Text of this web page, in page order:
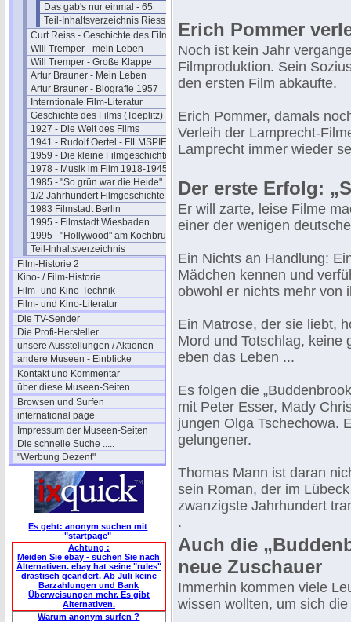
Das gab's nur einmal - 65
Teil-Inhaltsverzeichnis Riess I
Curt Reiss - Geschichte des Films II
Will Tremper - mein Leben
Will Tremper - Große Klappe
Artur Brauner - Mein Leben
Artur Brauner - Biografie 1957
Interntionale Film-Literatur
Geschichte des Films (Toeplitz)
1927 - Die Welt des Films
1941 - Rudolf Oertel - FILMSPIEGEL
1959 - Die kleine Filmgeschichte
1978 - Musik im Film 1918-1945
1985 - "So grün war die Heide"
1/2 Jahrhundert Filmgeschichte
1983 Filmstadt Berlin
1995 - Filmstadt Wiesbaden
1995 - "Hollywood" am Kochbrunnen
Teil-Inhaltsverzeichnis
Film-Historie 2
Kino- / Film-Historie
Film- und Kino-Technik
Film- und Kino-Literatur
Die TV-Sender
Die Profi-Hersteller
unsere Ausstellungen / Aktionen
andere Museen - Einblicke
Kontakt und Kommentar
über diese Museen-Seiten
Browsen und Surfen
international page
Impressum der Museen-Seiten
Die schnelle Suche .....
"Werbung Dezent"
Es geht: anonym suchen mit
"startpage"
Achtung :
Meiden Sie ebay - suchen Sie nach
Alternativen. ebay hat seine "rules"
drastisch geändert. Ab Juli keine
Barzahlungen und Bank
Überweisungen mehr. Es gibt
Alternativen.
Warum anonym surfen ?
Erich Pommer
Noch ist kein Jahr
Filmproduktion. Sein
den ersten Film abkaufte.
Erich Pommer, damals
Verleih der Lamprecht-
Lamprecht immer wieder
Der erste Erfolg:
Er will zarte, leise Filme
einer der wenigen
Ein Nichts an Handlung:
Mädchen kennen und
obwohl er nichts mehr von
Ein Matrose, der sie liebt,
Mord und Totschlag, keine
eben das Leben ...
Es folgen die
mit Peter Esser, Mady
jungen Olga Tschechowa.
gelungener.
Thomas Mann ist daran
sein Roman, der im
zwanzigste Jahrhundert
.
Auch die
neue Zuschauer
Immerhin kommen viele
wissen wollten, um sich